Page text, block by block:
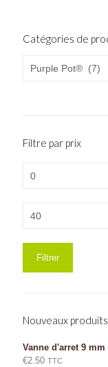
Catégories de
Filtre par prix
min
max
Filtrer
Nouveaux produits
Vanne d'arret 9
€2.50 TTC